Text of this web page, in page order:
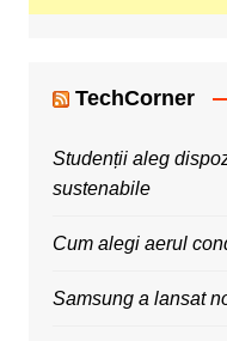
TechCorner
Studenții aleg
sustenabile
Cum alegi aerul
Samsung a lansat